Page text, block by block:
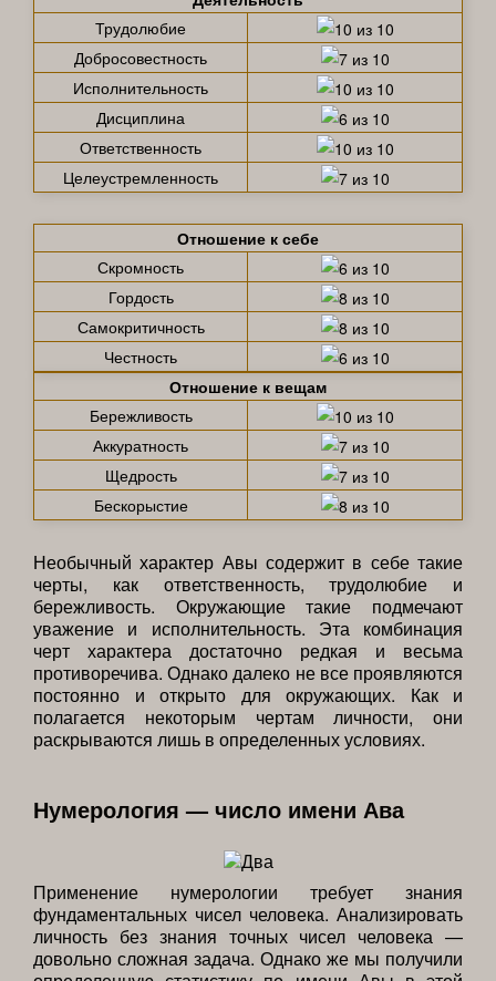
Трудолюбие
Добросовестность
Исполнительность
Дисциплина
Ответственность
Целеустремленность
Отношение к себе
Скромность
Гордость
Самокритичность
Честность
Отношение к вещам
Бережливость
Аккуратность
Щедрость
Бескорыстие
Необычный характер Авы содержит в себе такие
черты, как ответственность, трудолюбие и
бережливость. Окружающие такие подмечают
уважение и исполнительность. Эта комбинация
черт характера достаточно редкая и весьма
противоречива. Однако далеко не все проявляются
постоянно и открыто для окружающих. Как и
полагается некоторым чертам личности, они
раскрываются лишь в определенных условиях.
Нумерология — число имени Ава
Применение нумерологии требует знания
фундаментальных чисел человека. Анализировать
личность без знания точных чисел человека —
довольно сложная задача. Однако же мы получили